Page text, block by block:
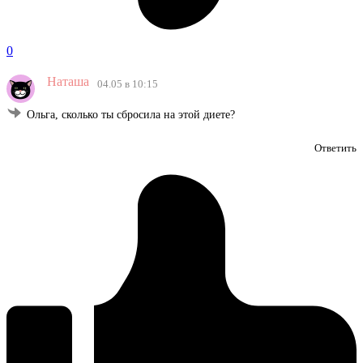
0
Наташа 04.05 в 10:15
Ольга, сколько ты сбросила на этой диете?
Ответить